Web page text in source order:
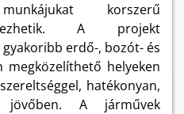
korszerű
A projekt
erdő-, bozót- és
megközelíthető helyeken
hatékonyan,
A járművek